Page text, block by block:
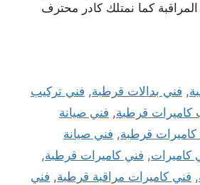
كما نمتلك كادر محترف
, فني بدالات قرطبة, فني تركيب
كاميرات قرطبة, فني صيانة
كاميرات قرطبة, فني صيانة
كاميرات, فني كاميرات قرطبة,
, فني كاميرات مراقبة قرطبة, فني